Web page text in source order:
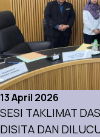
13 April 2026
SESI TAKLIMAT
DISITA DAN